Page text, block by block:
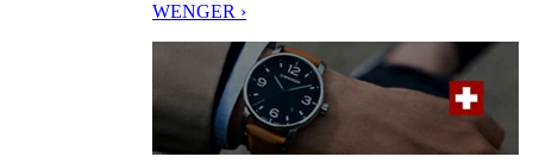
WENGER ›